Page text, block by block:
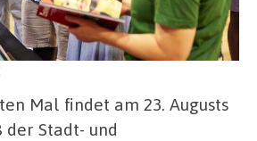
Mal findet am 23. Augusts
der Stadt- und